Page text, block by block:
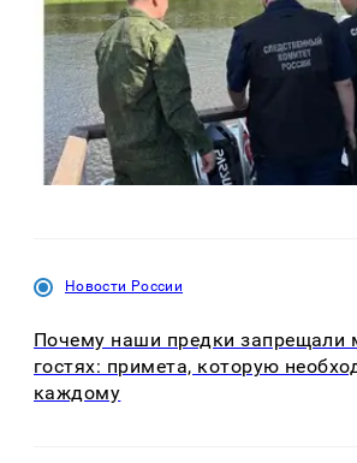
Новости России
Почему наши предки запрещали
гостях: примета, которую
каждому